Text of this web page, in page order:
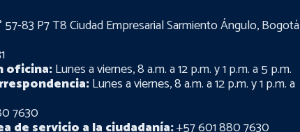
83 P7 T8 Ciudad Empresarial Sarmiento Ángulo, Bogotá
oficina:Lunes a viernes, 8 a.m. a 12 p.m. y 1 p.m. a 5 p.m.
Lunes a viernes, 8 a.m. a 12 p.m. y 1 p.m. a
7630